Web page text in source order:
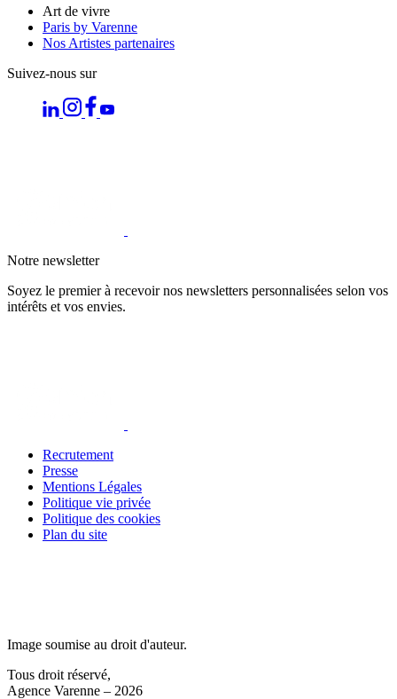
Art de vivre
Paris by Varenne
Nos Artistes partenaires
Suivez-nous sur
Notre newsletter
Soyez le premier à recevoir nos newsletters personnalisées selon vos
intérêts et vos envies.
Recrutement
Presse
Mentions Légales
Politique vie privée
Politique des cookies
Plan du site
Image soumise au droit d'auteur.
Tous droit réservé,
Agence Varenne – 2026